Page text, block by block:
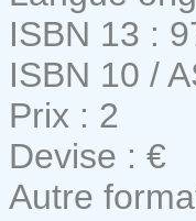
ISBN 13 :
ISBN 10 /
Prix : 2
Devise : €
Autre